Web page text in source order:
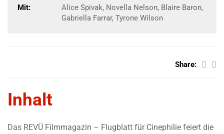
Mit:
Alice Spivak, Novella Nelson, Blaire Baron,
Gabriella Farrar, Tyrone Wilson
Share:
Inhalt
Das REVÜ Filmmagazin – Flugblatt für Cinephilie feiert die